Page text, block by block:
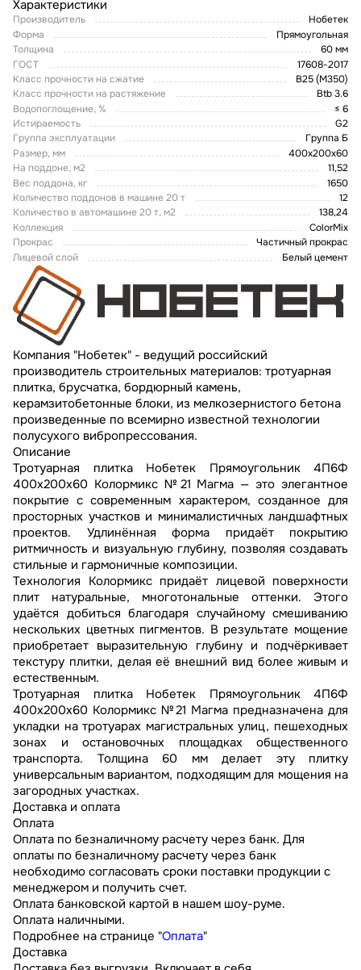
Характеристики
Производитель
Нобетек
Форма
Прямоугольная
Толщина
60 мм
ГОСТ
17608-2017
Класс прочности на сжатие
В25 (М350)
Класс прочности на растяжение
Btb 3.6
Водопоглощение, %
≤ 6
Истираемость
G2
Группа эксплуатации
Группа Б
Размер, мм
400х200х60
На поддоне, м2
11,52
Вес поддона, кг
1650
Количество поддонов в машине 20 т
12
Количество в автомашине 20 т, м2
138,24
Коллекция
ColorMix
Прокрас
Частичный прокрас
Лицевой слой
Белый цемент
Компания "Нобетек" - ведущий российский
производитель строительных материалов: тротуарная
плитка, брусчатка, бордюрный камень,
керамзитобетонные блоки, из мелкозернистого бетона
произведенные по всемирно известной технологии
полусухого вибропрессования.
Описание
Тротуарная плитка Нобетек Прямоугольник 4П6Ф
400x200x60 Колормикс №21 Магма — это элегантное
покрытие с современным характером, созданное для
просторных участков и минималистичных ландшафтных
проектов. Удлинённая форма придаёт покрытию
ритмичность и визуальную глубину, позволяя создавать
стильные и гармоничные композиции.
Технология Колормикс придаёт лицевой поверхности
плит натуральные, многотональные оттенки. Этого
удаётся добиться благодаря случайному смешиванию
нескольких цветных пигментов. В результате мощение
приобретает выразительную глубину и подчёркивает
текстуру плитки, делая её внешний вид более живым и
естественным.
Тротуарная плитка Нобетек Прямоугольник 4П6Ф
400x200x60 Колормикс №21 Магма предназначена для
укладки на тротуарах магистральных улиц, пешеходных
зонах и остановочных площадках общественного
транспорта. Толщина 60 мм делает эту плитку
универсальным вариантом, подходящим для мощения на
загородных участках.
Доставка и оплата
Оплата
Оплата по безналичному расчету через банк. Для
оплаты по безналичному расчету через банк
необходимо согласовать сроки поставки продукции с
менеджером и получить счет.
Оплата банковской картой в нашем шоу-руме.
Оплата наличными.
Подробнее на странице "Оплата"
Доставка